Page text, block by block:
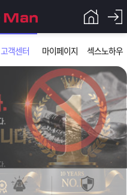
고객센터 마이페이지 섹스노하우
입금확인이 안되는 상황을 대비해 꼭 입금후 고객센터 연락바랍니다.